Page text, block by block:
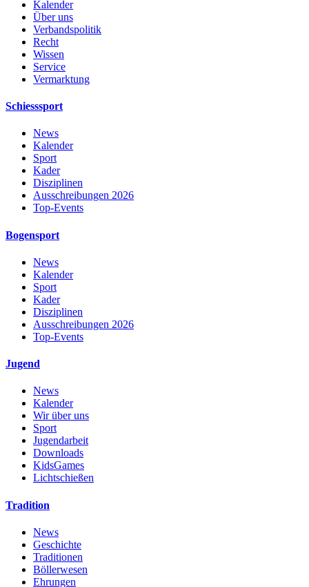
Kalender
Über uns
Verbandspolitik
Recht
Wissen
Service
Vermarktung
Schiesssport
News
Kalender
Sport
Kader
Disziplinen
Ausschreibungen 2026
Top-Events
Bogensport
News
Kalender
Sport
Kader
Disziplinen
Ausschreibungen 2026
Top-Events
Jugend
News
Kalender
Wir über uns
Sport
Jugendarbeit
Downloads
KidsGames
Lichtschießen
Tradition
News
Geschichte
Traditionen
Böllerwesen
Ehrungen